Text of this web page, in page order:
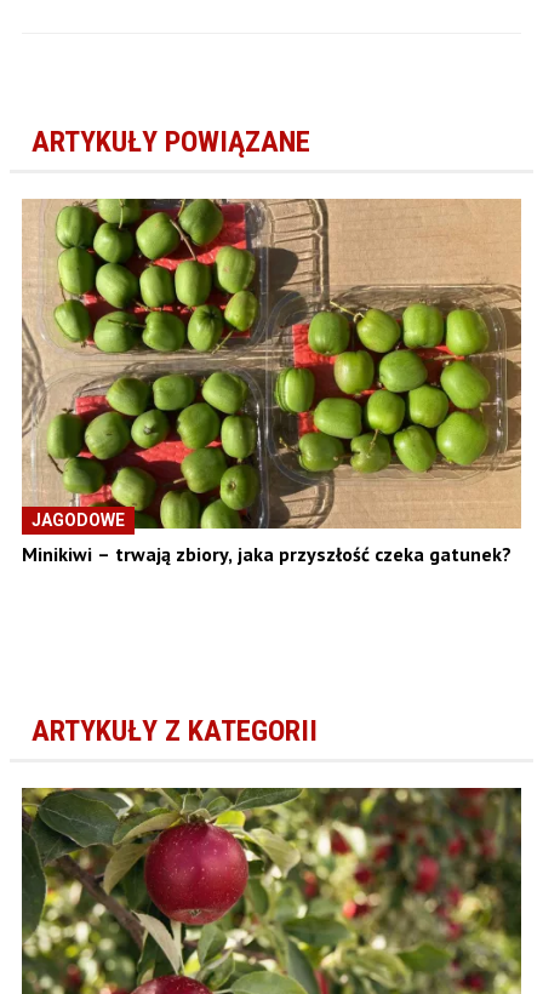
ARTYKUŁY POWIĄZANE
JAGODOWE
Minikiwi – trwają zbiory, jaka przyszłość czeka gatunek?
ARTYKUŁY Z KATEGORII